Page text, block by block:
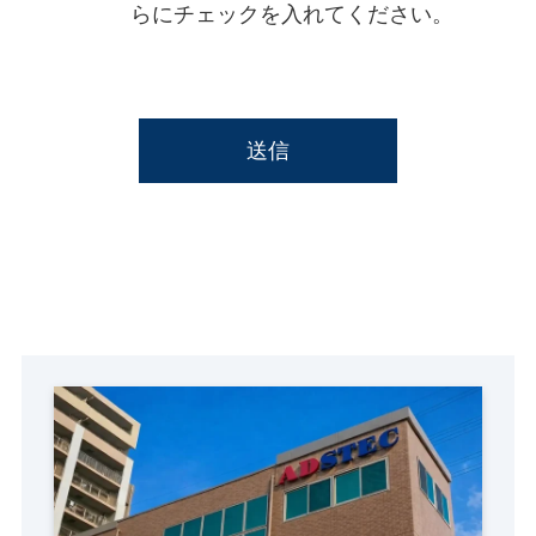
らにチェックを入れてください。
このフィールドは空のままにしてください。